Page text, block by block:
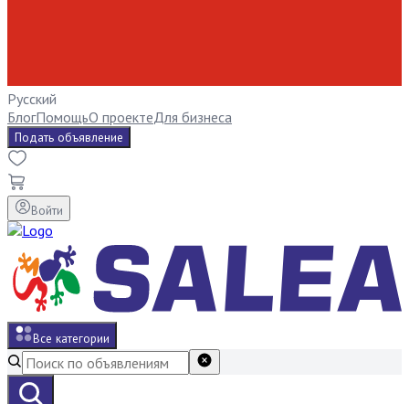
Русский
БлогПомощьО проектеДля бизнеса
Подать объявление
Войти
Все категории